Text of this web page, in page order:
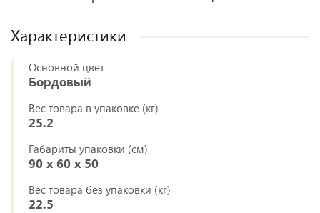
Характеристики
Основной цвет
Бордовый
Вес товара в упаковке (кг)
25.2
Габариты упаковки (см)
90 x 60 x 50
Вес товара без упаковки (кг)
22.5